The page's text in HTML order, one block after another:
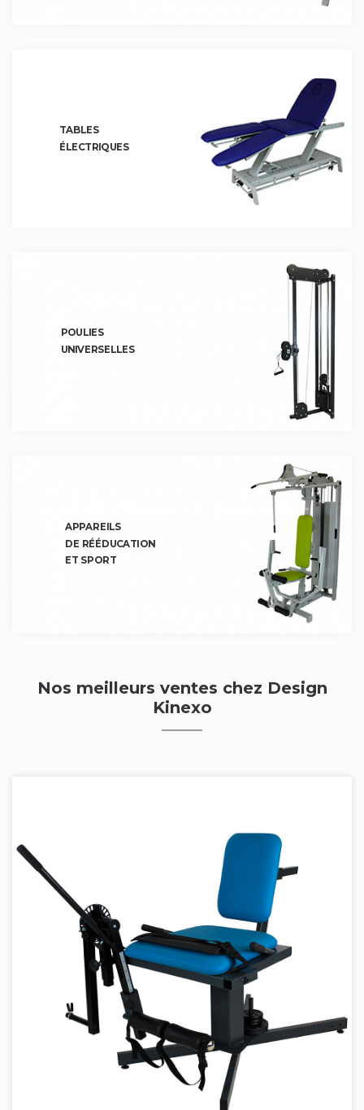
TABLES
ÉLECTRIQUES
POULIES
UNIVERSELLES
APPAREILS
DE RÉÉDUCATION
ET SPORT
Nos meilleurs ventes chez Design
Kinexo